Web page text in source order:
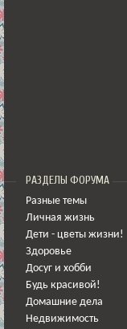
РАЗДЕЛЫ ФОРУМА
Разные темы
Личная жизнь
Дети - цветы жизни!
Здоровье
Досуг и хобби
Будь красивой!
Домашние дела
Недвижимость